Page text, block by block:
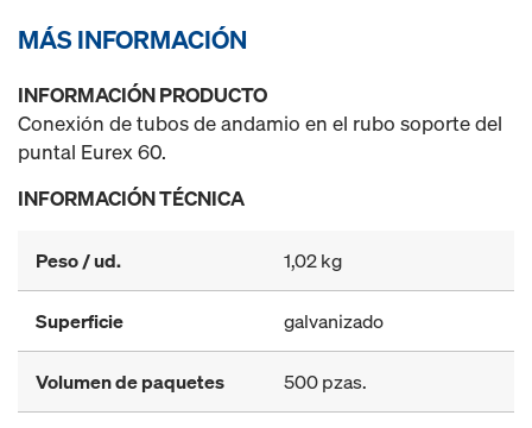
MÁS INFORMACIÓN
INFORMACIÓN PRODUCTO
Conexión de tubos de andamio en el rubo soporte del
puntal Eurex 60.
INFORMACIÓN TÉCNICA
Peso / ud. 1,02 kg
Superficie galvanizado
Volumen de paquetes 500 pzas.